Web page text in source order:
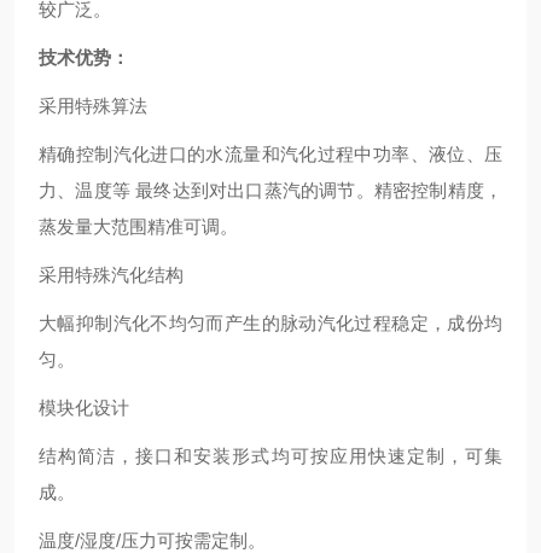
较广泛。
技术优势：
采用特殊算法
精确控制汽化进口的水流量和汽化过程中功率、液位、压
力、温度等 最终达到对出口蒸汽的调节。精密控制精度，
蒸发量大范围精准可调。
采用特殊汽化结构
大幅抑制汽化不均匀而产生的脉动汽化过程稳定，成份均
匀。
模块化设计
结构简洁，接口和安装形式均可按应用快速定制，可集
成。
温度/湿度/压力可按需定制。